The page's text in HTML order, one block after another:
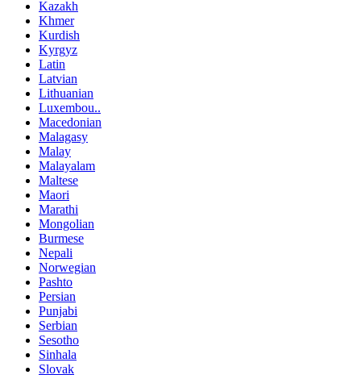
Kazakh
Khmer
Kurdish
Kyrgyz
Latin
Latvian
Lithuanian
Luxembou..
Macedonian
Malagasy
Malay
Malayalam
Maltese
Maori
Marathi
Mongolian
Burmese
Nepali
Norwegian
Pashto
Persian
Punjabi
Serbian
Sesotho
Sinhala
Slovak